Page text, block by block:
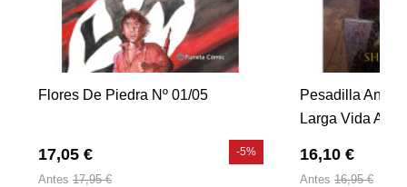
Flores De Piedra Nº 01/05
17,05 €
Antes 17,95 €
-5%
Pesadilla Antes
Larga Vida A
16,10 €
Antes 16,95 €